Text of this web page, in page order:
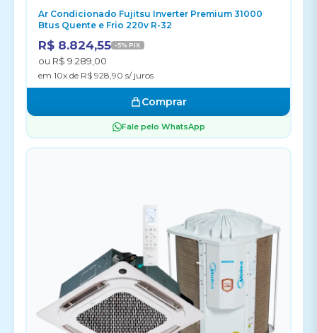
Ar Condicionado Fujitsu Inverter Premium 31000
Btus Quente e Frio 220v R-32
R$ 8.824,55 -5% PIX
ou R$ 9.289,00
em 10x de R$ 928,90 s/ juros
Comprar
Fale pelo WhatsApp